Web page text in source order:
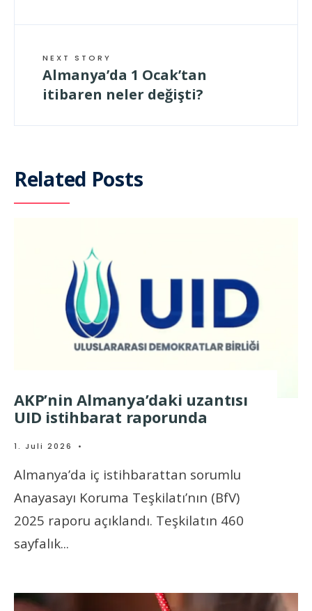
NEXT STORY
Almanya’da 1 Ocak’tan
itibaren neler değişti?
Related Posts
AKP’nin Almanya’daki uzantısı
UID istihbarat raporunda
1. Juli 2026 •
Almanya’da iç istihbarattan sorumlu
Anayasayı Koruma Teşkilatı’nın (BfV)
2025 raporu açıklandı. Teşkilatın 460
sayfalık...